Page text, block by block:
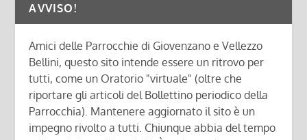
AVVISO!
Amici delle Parrocchie di Giovenzano e Vellezzo
Bellini, questo sito intende essere un ritrovo per
tutti, come un Oratorio "virtuale" (oltre che
riportare gli articoli del Bollettino periodico della
Parrocchia). Mantenere aggiornato il sito è un
impegno rivolto a tutti. Chiunque abbia del tempo